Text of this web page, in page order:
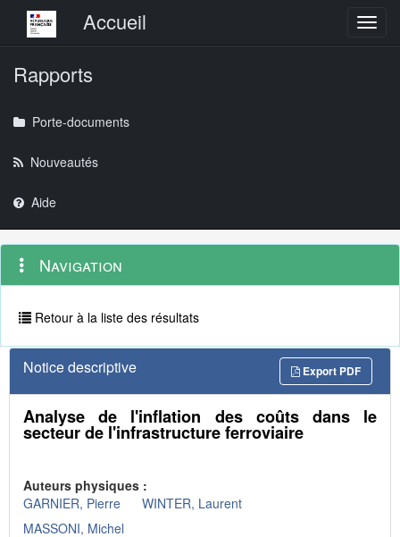
Menu principalAccueil
Rapports
Porte-documents
Nouveautés
Aide
Navigation
outils
Menu
contextuel
Navigation
Retour à la liste des résultats
Notice descriptive Export PDF
Analyse de l'inflation des coûts dans le
secteur de l'infrastructure ferroviaire
Auteurs physiques :
GARNIER, Pierre
WINTER, Laurent
MASSONI, Michel